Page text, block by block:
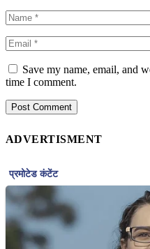
Save my name, email, and
time I comment.
ADVERTISMENT